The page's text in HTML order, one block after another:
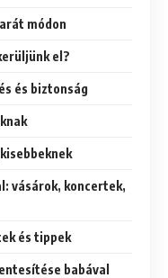
módon
el?
és biztonság
vásárok, koncertek,
és tippek
babával